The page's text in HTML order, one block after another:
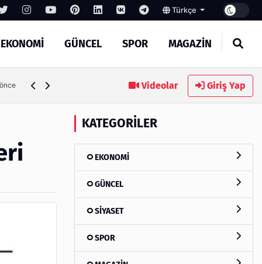
Türkçe
EKONOMİ GÜNCEL SPOR MAGAZİN
6 gün önce Videolar Giriş Yap
KATEGORILER
EKONOMİ
GÜNCEL
SİYASET
SPOR